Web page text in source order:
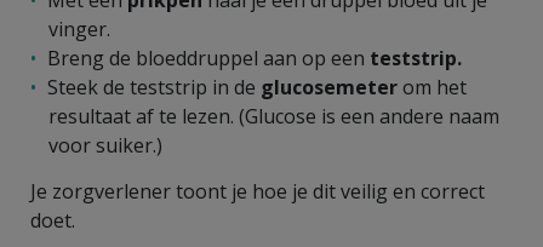
vinger.
Breng de bloeddruppel aan op een teststrip.
Steek de teststrip in de glucosemeterom het
resultaat af te lezen. (Glucose is een andere naam
voor suiker.)
Je zorgverlener toont je hoe je dit veilig en correct
doet.